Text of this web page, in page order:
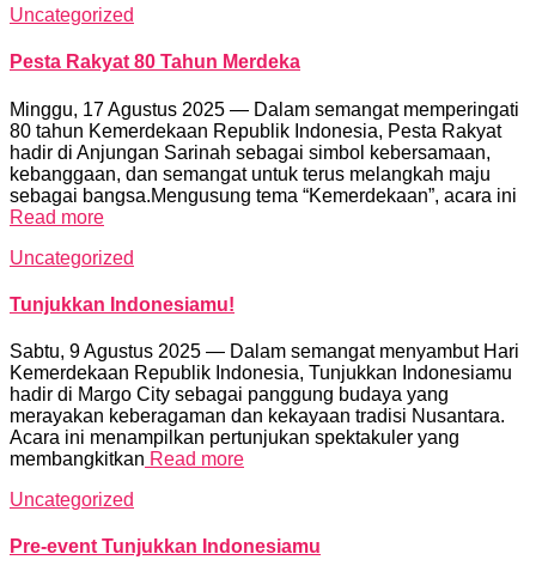
Uncategorized
Pesta Rakyat 80 Tahun Merdeka
Minggu, 17 Agustus 2025 — Dalam semangat memperingati
80 tahun Kemerdekaan Republik Indonesia, Pesta Rakyat
hadir di Anjungan Sarinah sebagai simbol kebersamaan,
kebanggaan, dan semangat untuk terus melangkah maju
sebagai bangsa.Mengusung tema “Kemerdekaan”, acara ini
Read more
Uncategorized
Tunjukkan Indonesiamu!
Sabtu, 9 Agustus 2025 — Dalam semangat menyambut Hari
Kemerdekaan Republik Indonesia, Tunjukkan Indonesiamu
hadir di Margo City sebagai panggung budaya yang
merayakan keberagaman dan kekayaan tradisi Nusantara.
Acara ini menampilkan pertunjukan spektakuler yang
membangkitkan Read more
Uncategorized
Pre-event Tunjukkan Indonesiamu